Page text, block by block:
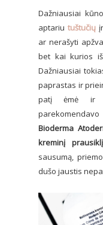
Dažniausiai
aptariu tuštučių
ar nerašyti
bet kai kurios
Dažniausiai
paprastas ir
patį ėmė ir
Bioderma
kreminį prausiklį
sausumą,
dušo jaustis